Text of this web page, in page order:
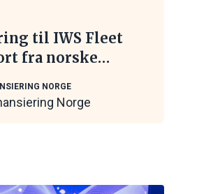
til IWS Fleet
fra norske
NORGE
Norge